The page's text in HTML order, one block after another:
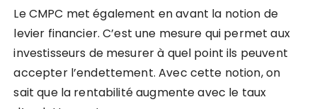
Le CMPC met également en avant la notion de
levier financier. C’est une mesure qui permet aux
investisseurs de mesurer à quel point ils peuvent
accepter l’endettement. Avec cette notion, on
sait que la rentabilité augmente avec le taux